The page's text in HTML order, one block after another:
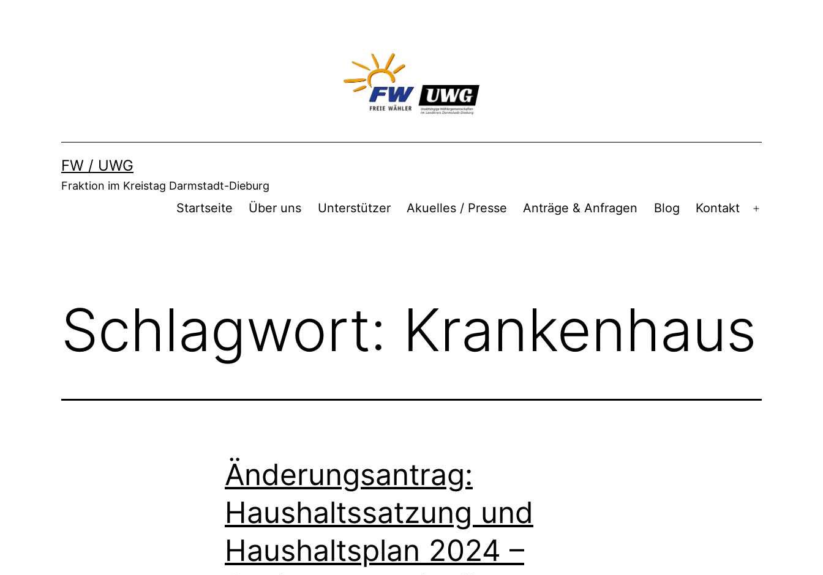
FW / UWG
Fraktion im Kreistag Darmstadt-Dieburg
Startseite Über uns Unterstützer Akuelles / Presse Anträge & Anfragen Blog Kontakt
Schlagwort: Krankenhaus
Änderungsantrag:
Haushaltssatzung und
Haushaltsplan 2024 –